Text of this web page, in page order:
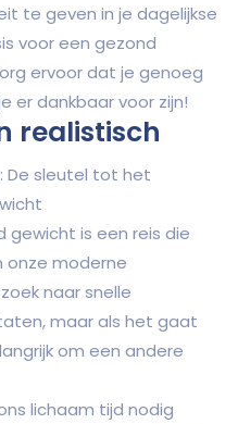
te geven in je dagelijkse
voor een gezond
ervoor dat je genoeg
er dankbaar voor zijn!
realistisch
De sleutel tot het
gewicht is een reis die
onze moderne
naar snelle
maar als het gaat
om een andere
lichaam tijd nodig